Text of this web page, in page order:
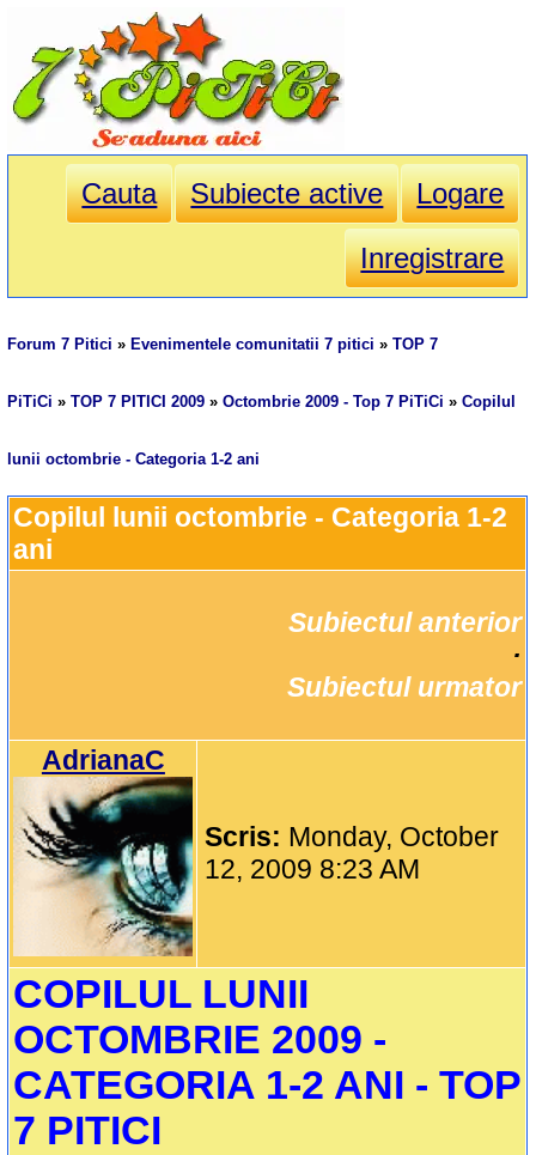
Cauta Subiecte active
Logare
Inregistrare
Forum 7 Pitici » Evenimentele comunitatii 7 pitici »TOP 7
PiTiCi »TOP 7 PITICI 2009 »Octombrie 2009 - Top 7 PiTiCi »Copilul
lunii octombrie - Categoria 1-2 ani
Copilul lunii octombrie - Categoria 1-2
ani
Subiectul anterior
Subiectul urmator
AdrianaC
Scris: Monday, October
12, 2009 8:23 AM
COPILUL LUNII
OCTOMBRIE 2009 -
CATEGORIA 1-2 ANI - TOP
7 PITICI